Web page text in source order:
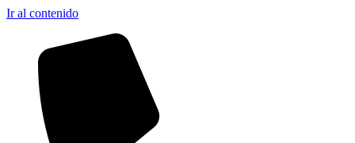
Ir al contenido